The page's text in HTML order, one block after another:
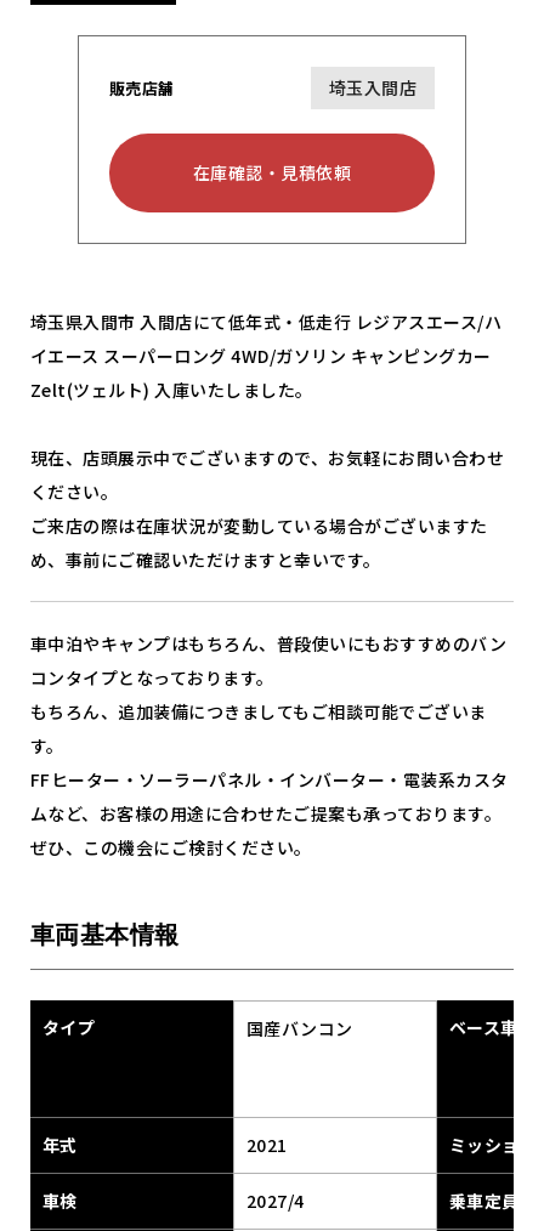
販売店舗 埼玉入間店
在庫確認・見積依頼
埼玉県入間市 入間店にて低年式・低走行 レジアスエース/ハ
イエース スーパーロング 4WD/ガソリン キャンピングカー
Zelt(ツェルト) 入庫いたしました。
現在、店頭展示中でございますので、お気軽にお問い合わせ
ください。
ご来店の際は在庫状況が変動している場合がございますた
め、事前にご確認いただけますと幸いです。
車中泊やキャンプはもちろん、普段使いにもおすすめのバン
コンタイプとなっております。
もちろん、追加装備につきましてもご相談可能でございま
す。
FFヒーター・ソーラーパネル・インバーター・電装系カスタ
ムなど、お客様の用途に合わせたご提案も承っております。
ぜひ、この機会にご検討ください。
車両基本情報
タイプ 国産バンコン ベース車両
年式 2021 ミッション
車検 2027/4 乗車定員